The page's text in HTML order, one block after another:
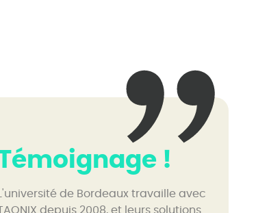
!
L'université de Bordeaux travaille avec
depuis 2008, et leurs solutions